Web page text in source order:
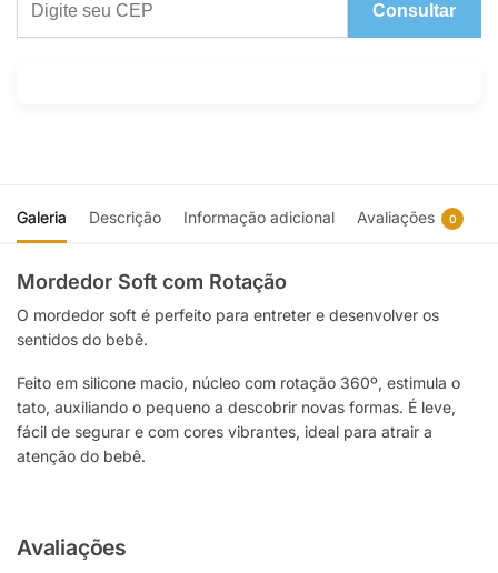
Consultar
Galeria Descrição Informação adicional Avaliações 0
Mordedor Soft com Rotação
O mordedor soft é perfeito para entreter e desenvolver os
sentidos do bebê.
Feito em silicone macio, núcleo com rotação 360º, estimula o
tato, auxiliando o pequeno a descobrir novas formas. É leve,
fácil de segurar e com cores vibrantes, ideal para atrair a
atenção do bebê.
Avaliações